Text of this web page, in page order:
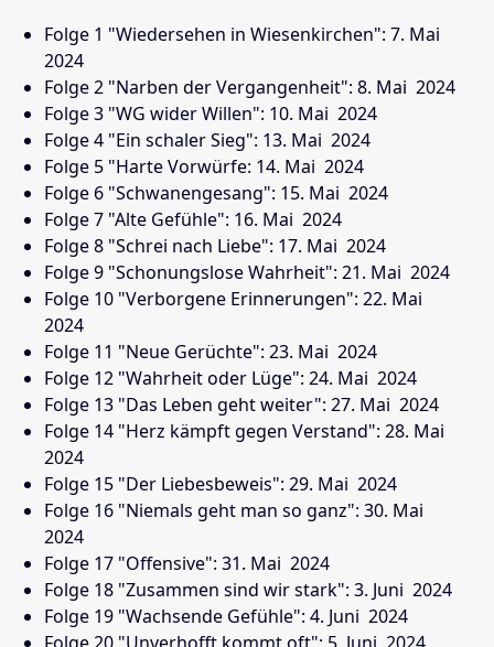
Folge 1 "Wiedersehen in Wiesenkirchen": 7. Mai
2024
Folge 2 "Narben der Vergangenheit": 8. Mai 2024
Folge 3 "WG wider Willen": 10. Mai 2024
Folge 4 "Ein schaler Sieg": 13. Mai 2024
Folge 5 "Harte Vorwürfe: 14. Mai 2024
Folge 6 "Schwanengesang": 15. Mai 2024
Folge 7 "Alte Gefühle": 16. Mai 2024
Folge 8 "Schrei nach Liebe": 17. Mai 2024
Folge 9 "Schonungslose Wahrheit": 21. Mai 2024
Folge 10 "Verborgene Erinnerungen": 22. Mai
2024
Folge 11 "Neue Gerüchte": 23. Mai 2024
Folge 12 "Wahrheit oder Lüge": 24. Mai 2024
Folge 13 "Das Leben geht weiter": 27. Mai 2024
Folge 14 "Herz kämpft gegen Verstand": 28. Mai
2024
Folge 15 "Der Liebesbeweis": 29. Mai 2024
Folge 16 "Niemals geht man so ganz": 30. Mai
2024
Folge 17 "Offensive": 31. Mai 2024
Folge 18 "Zusammen sind wir stark": 3. Juni 2024
Folge 19 "Wachsende Gefühle": 4. Juni 2024